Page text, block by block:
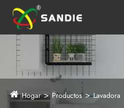
Hogar Productos Lavadora